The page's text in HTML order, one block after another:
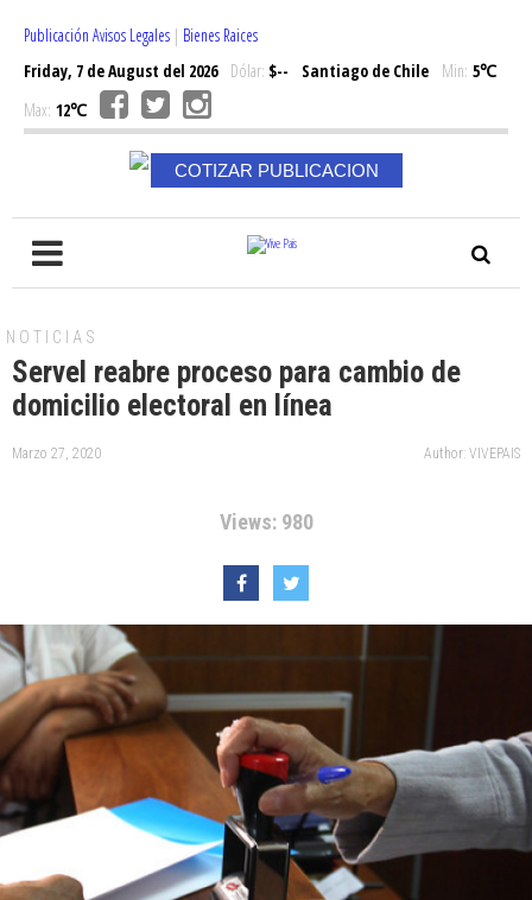
Publicación Avisos Legales | Bienes Raices
Friday, 7 de August del 2026Dólar: $-- Santiago de Chile Min: 5℃
Max: 12℃
COTIZAR PUBLICACION
NOTICIAS
Servel reabre proceso para cambio de
domicilio electoral en línea
Marzo 27, 2020 Author: VIVEPAIS
Views: 980